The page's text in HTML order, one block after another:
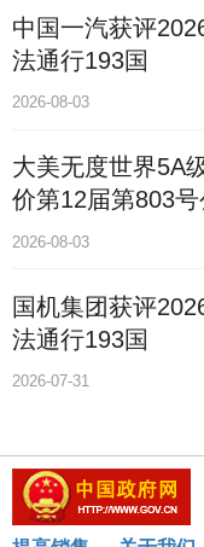
中国一汽获评
法通行193国
2026-08-03
大美无度世界5A
价第12届第803
2026-08-03
国机集团获评
法通行193国
2026-07-31